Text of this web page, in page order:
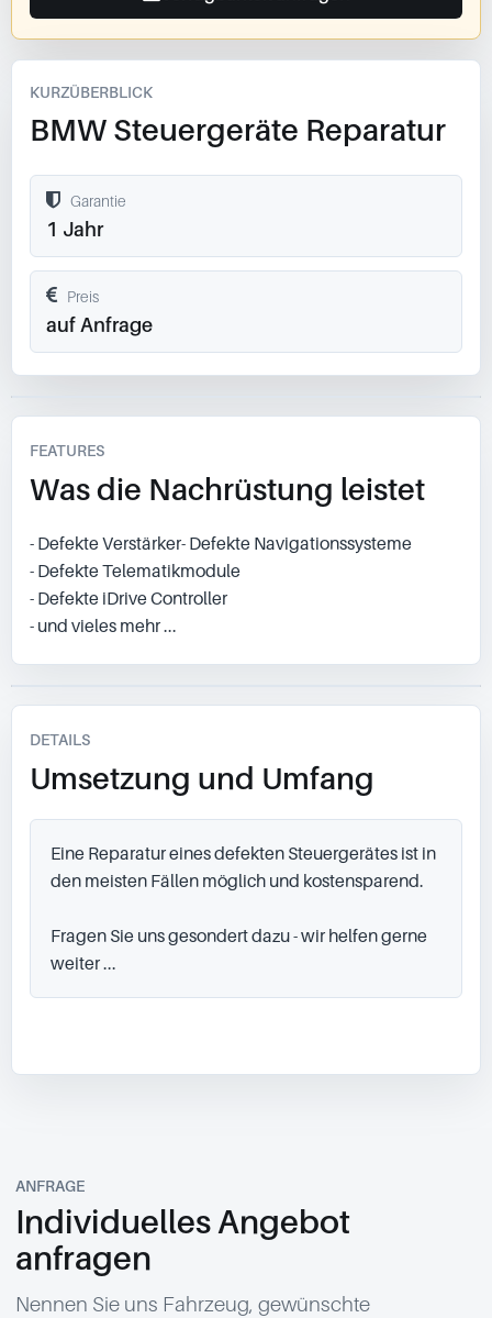
KURZÜBERBLICK
BMW Steuergeräte Reparatur
Garantie
1 Jahr
Preis
auf Anfrage
FEATURES
Was die Nachrüstung leistet
- Defekte Verstärker- Defekte Navigationssysteme
- Defekte Telematikmodule
- Defekte iDrive Controller
- und vieles mehr ...
DETAILS
Umsetzung und Umfang
Eine Reparatur eines defekten Steuergerätes ist in
den meisten Fällen möglich und kostensparend.
Fragen Sie uns gesondert dazu - wir helfen gerne
weiter ...
ANFRAGE
Individuelles Angebot
anfragen
Nennen Sie uns Fahrzeug, gewünschte